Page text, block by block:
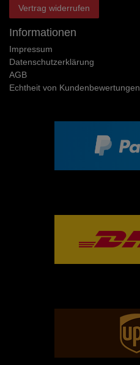
Vertrag widerrufen
Informationen
Impressum
Daten­schutz­erklärung
AGB
Echtheit von Kundenbewertungen